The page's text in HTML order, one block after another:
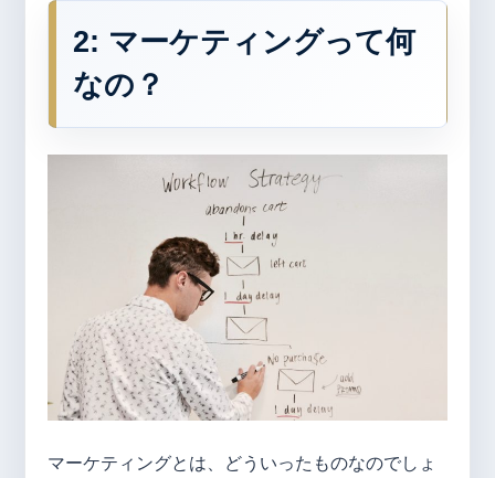
2: マーケティングって何
なの？
マーケティングとは、どういったものなのでしょ